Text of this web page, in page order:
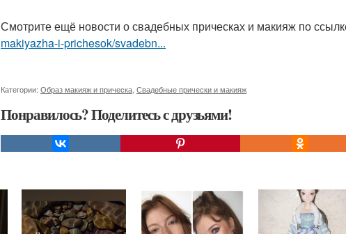
Смотрите ещё новости о свадебных прическах и макияж по
makiyazha-i-prichesok/svadebn...
Категории: Образ макияж и прическа Свадебные прически и макияж
Понравилось? Поделитесь с друзьями!